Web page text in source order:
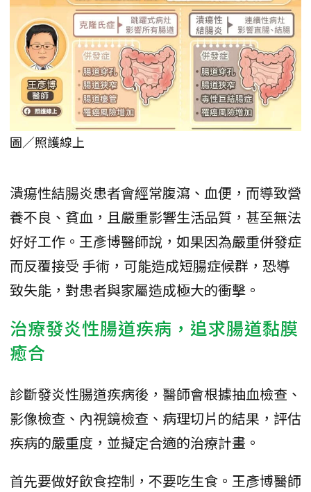
圖／照護線上
潰瘍性結腸炎患者會經常腹瀉、血便，而導致營
養不良、貧血，且嚴重影響生活品質，甚至無法
好好工作。王彥博醫師說，如果因為嚴重併發症
而反覆接受 手術，可能造成短腸症候群，恐導
致失能，對患者與家屬造成極大的衝擊。
治療發炎性腸道疾病，追求腸道黏膜
癒合
診斷發炎性腸道疾病後，醫師會根據抽血檢查、
影像檢查、內視鏡檢查、病理切片的結果，評估
疾病的嚴重度，並擬定合適的治療計畫。
首先要做好飲食控制，不要吃生食。王彥博醫師